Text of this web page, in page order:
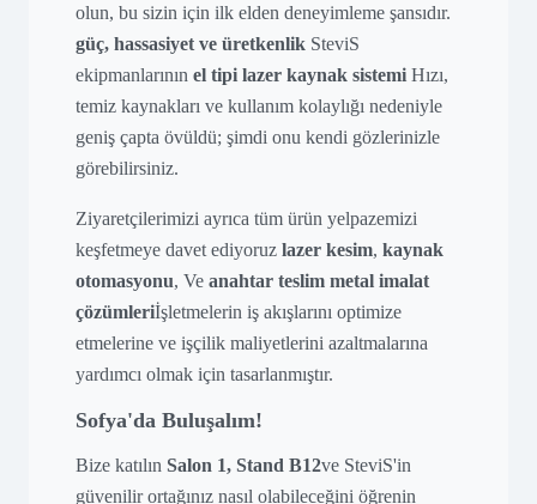
olun, bu sizin için ilk elden deneyimleme şansıdır.
güç, hassasiyet ve üretkenlik SteviS
ekipmanlarınınel tipi lazer kaynak sistemi Hızı,
temiz kaynakları ve kullanım kolaylığı nedeniyle
geniş çapta övüldü; şimdi onu kendi gözlerinizle
görebilirsiniz.
Ziyaretçilerimizi ayrıca tüm ürün yelpazemizi
keşfetmeye davet ediyoruzlazer kesim,kaynak
otomasyonu, Veanahtar teslim metal imalat
çözümleriİşletmelerin iş akışlarını optimize
etmelerine ve işçilik maliyetlerini azaltmalarına
yardımcı olmak için tasarlanmıştır.
Sofya'da Buluşalım!
Bize katılınSalon 1, Stand B12ve SteviS'in
güvenilir ortağınız nasıl olabileceğini öğrenin